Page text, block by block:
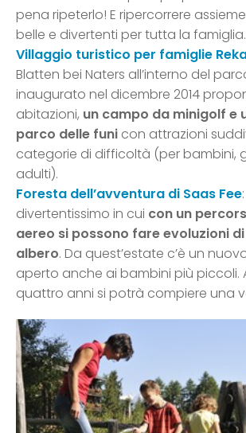
pena ripeterlo! E ripercorrere
belle e divertenti per tutta la famiglia.
Villaggio turistico per famiglie
Blatten bei Naters all’interno del
inaugurato nel dicembre 2014
abitazioni, un campo da minigolf e
parco delle funi con attrazioni
categorie di difficoltà (per bambini,
adulti).
Foresta dell’avventura di Saas Fee
divertentissimo in cui con un
aereo si possono fare evoluzioni
albero. Da quest’estate c’è un
aperto anche ai bambini più piccoli.
quattro anni si potrà compiere una